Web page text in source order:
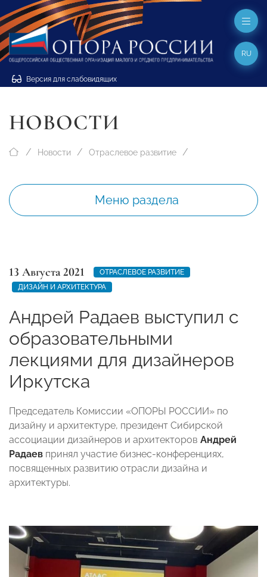
Версия для слабовидящих
RU
НОВОСТИ
Новости Отраслевое развитие
Меню раздела
13 Августа 2021
ОТРАСЛЕВОЕ РАЗВИТИЕ
ДИЗАЙН И АРХИТЕКТУРА
Андрей Радаев выступил с
образовательными
лекциями для дизайнеров
Иркутска
Председатель Комиссии «ОПОРЫ РОССИИ» по
дизайну и архитектуре, президент Сибирской
ассоциации дизайнеров и архитекторов Андрей
Радаев принял участие бизнес-конференциях,
посвященных развитию отрасли дизайна и
архитектуры.